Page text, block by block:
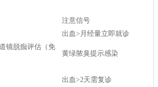
注意信号
出血>月经量立即就诊
镜脱痂评估（免
黄绿脓臭提示感染
出血>2天需复诊